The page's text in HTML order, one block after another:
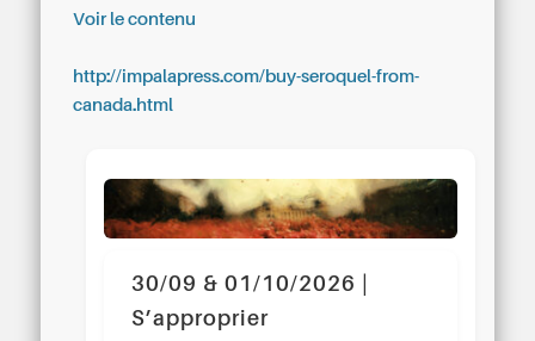
Voir le contenu
http://impalapress.com/buy-seroquel-from-
canada.html
30/09 & 01/10/2026 |
S’approprier